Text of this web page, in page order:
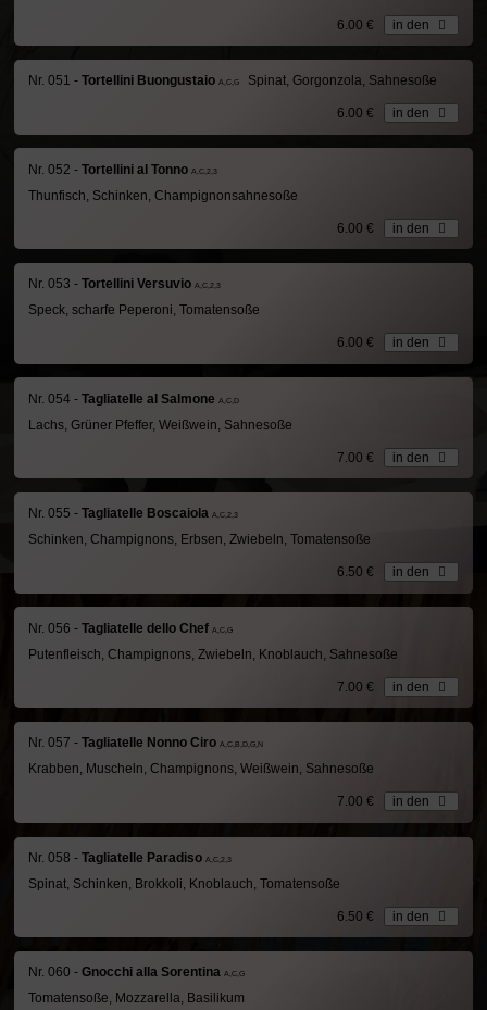
6.00 € in den
Nr. 051 - Tortellini Buongustaio A,C,G Spinat, Gorgonzola, Sahnesoße
6.00 € in den
Nr. 052 - Tortellini al Tonno A,C,2,3
Thunfisch, Schinken, Champignonsahnesoße
6.00 € in den
Nr. 053 - Tortellini Versuvio A,C,2,3
Speck, scharfe Peperoni, Tomatensoße
6.00 € in den
Nr. 054 - Tagliatelle al Salmone A,C,D
Lachs, Grüner Pfeffer, Weißwein, Sahnesoße
7.00 € in den
Nr. 055 - Tagliatelle Boscaiola A,C,2,3
Schinken, Champignons, Erbsen, Zwiebeln, Tomatensoße
6.50 € in den
Nr. 056 - Tagliatelle dello Chef A,C,G
Putenfleisch, Champignons, Zwiebeln, Knoblauch, Sahnesoße
7.00 € in den
Nr. 057 - Tagliatelle Nonno Ciro A,C,B,D,G,N
Krabben, Muscheln, Champignons, Weißwein, Sahnesoße
7.00 € in den
Nr. 058 - Tagliatelle Paradiso A,C,2,3
Spinat, Schinken, Brokkoli, Knoblauch, Tomatensoße
6.50 € in den
Nr. 060 - Gnocchi alla Sorentina A,C,G
Tomatensoße, Mozzarella, Basilikum